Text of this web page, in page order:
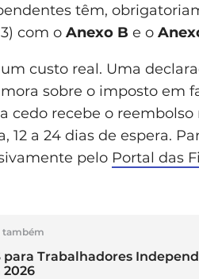
têm,
com o Anexo B e o
custo real. Uma
sobre o imposto em
cedo recebe o
12 a 24 dias de espera.
pelo Portal das
também
para Trabalhadores
2026